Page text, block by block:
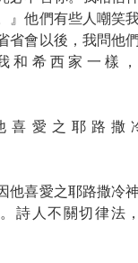
』他們有些人嘲笑
省會以後，我問他
和希西家一樣
愛之耶路撒
他喜愛之耶路撒冷
詩人不關切律法